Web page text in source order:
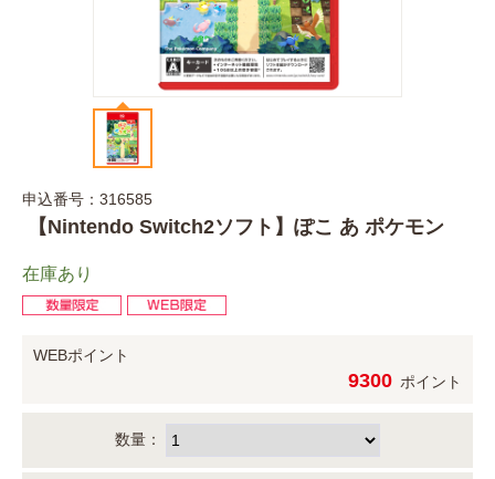
申込番号：316585
【Nintendo Switch2ソフト】ぽこ あ ポケモン
在庫あり
WEBポイント
9300 ポイント
数量：